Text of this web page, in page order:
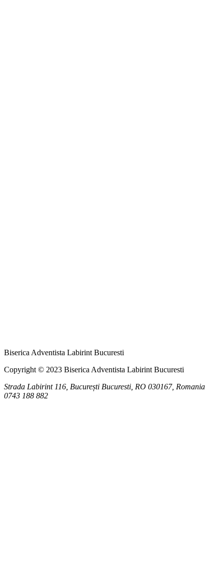
Biserica Adventista Labirint Bucuresti
Copyright © 2023 Biserica Adventista Labirint Bucuresti
Strada Labirint 116, București Bucuresti RO 030167, Romania
0743 188 882